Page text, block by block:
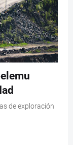
de exploración